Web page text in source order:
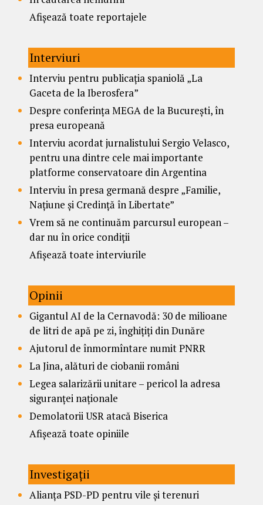
Afișează toate reportajele
Interviuri
Interviu pentru publicația spaniolă „La
Gaceta de la Iberosfera”
Despre conferința MEGA de la București, în
presa europeană
Interviu acordat jurnalistului Sergio Velasco,
pentru una dintre cele mai importante
platforme conservatoare din Argentina
Interviu în presa germană despre „Familie,
Națiune și Credință în Libertate”
Vrem să ne continuăm parcursul european –
dar nu în orice condiții
Afișează toate interviurile
Opinii
Gigantul AI de la Cernavodă: 30 de milioane
de litri de apă pe zi, înghițiți din Dunăre
Ajutorul de înmormîntare numit PNRR
La Jina, alături de ciobanii români
Legea salarizării unitare – pericol la adresa
siguranței naționale
Demolatorii USR atacă Biserica
Afișează toate opiniile
Investigații
Alianța PSD-PD pentru vile și terenuri